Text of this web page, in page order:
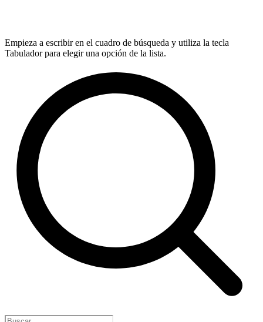
Empieza a escribir en el cuadro de búsqueda y utiliza la tecla
Tabulador para elegir una opción de la lista.